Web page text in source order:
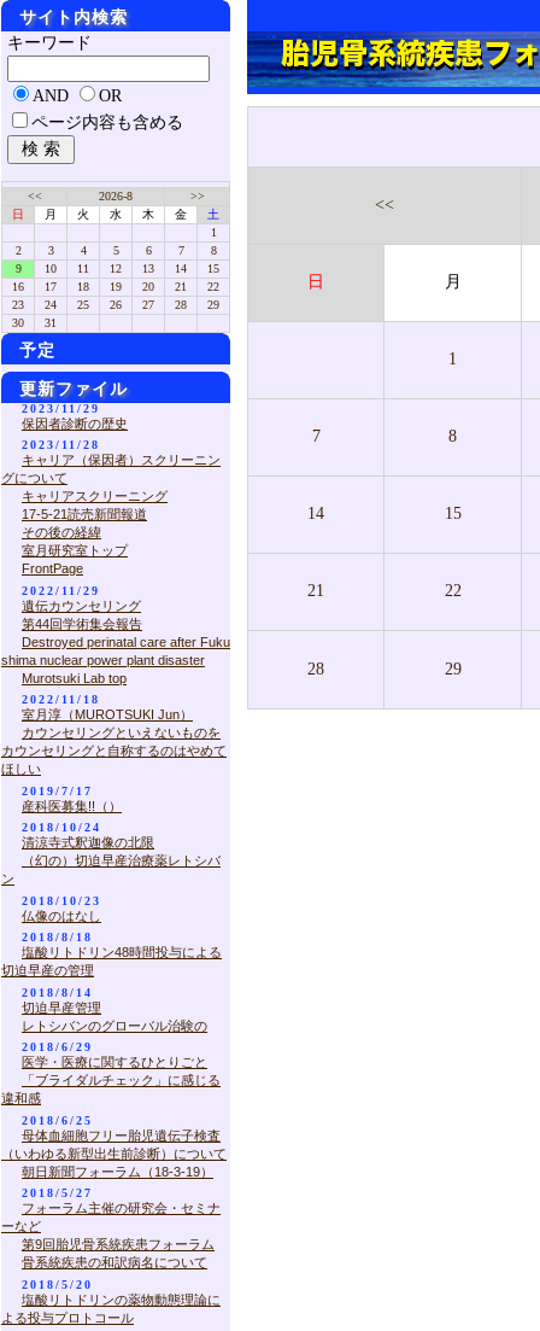
<<
日 月
1
7 8
14 15
21 22
28 29
サイト内検索
キーワード
AND
OR
ページ内容も含める
<< 2026-8
>>
日
月 火 水 木 金
土
1
2
3 4 5 6 7
8
9
10 11 12 13 14
15
16
17 18 19 20 21
22
23
24 25 26 27 28
29
30
31
予定
更新ファイル
2023/11/29
保因者診断の歴史
2023/11/28
キャリア（保因者）スクリーニン
グについて
キャリアスクリーニング
17-5-21読売新聞報道
その後の経緯
室月研究室トップ
FrontPage
2022/11/29
遺伝カウンセリング
第44回学術集会報告
Destroyed perinatal care after Fuku
shima nuclear power plant disaster
Murotsuki Lab top
2022/11/18
室月淳（MUROTSUKI Jun）
カウンセリングといえないものを
カウンセリングと自称するのはやめて
ほしい
2019/7/17
産科医募集!!（）
2018/10/24
清涼寺式釈迦像の北限
（幻の）切迫早産治療薬レトシバ
ン
2018/10/23
仏像のはなし
2018/8/18
塩酸リトドリン48時間投与による
切迫早産の管理
2018/8/14
切迫早産管理
レトシバンのグローバル治験の
2018/6/29
医学・医療に関するひとりごと
「ブライダルチェック」に感じる
違和感
2018/6/25
母体血細胞フリー胎児遺伝子検査
（いわゆる新型出生前診断）について
朝日新聞フォーラム（18-3-19）
2018/5/27
フォーラム主催の研究会・セミナ
ーなど
第9回胎児骨系統疾患フォーラム
骨系統疾患の和訳病名について
2018/5/20
塩酸リトドリンの薬物動態理論に
よる投与プロトコール